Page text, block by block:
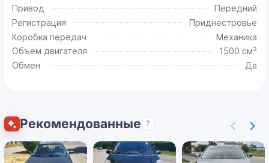
Привод
Передний
Регистрация
Приднестровье
Коробка передач
Механика
Объем двигателя
1500 см³
Обмен
Да
Рекомендованные ?